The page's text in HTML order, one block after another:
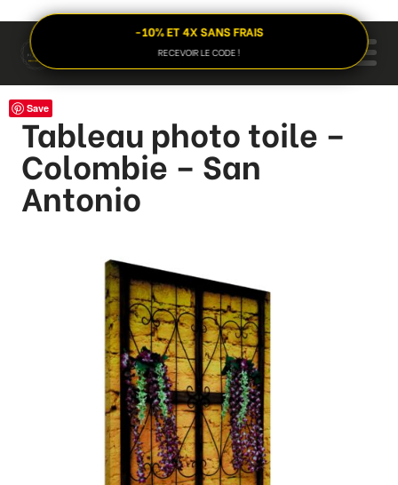
-10% ET 4X SANS FRAIS
RECEVOIR LE CODE !
Tableau photo toile –
Colombie – San
Antonio
Save